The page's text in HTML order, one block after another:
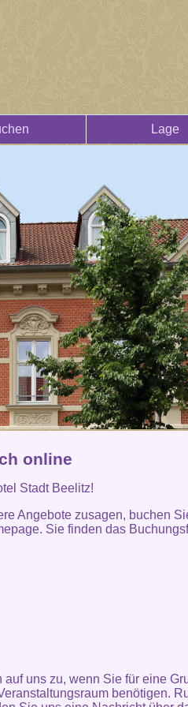
Lage
online
Stadt Beelitz!
Angebote zusagen, buchen
Sie finden das
uns zu, wenn Sie für eine
benötigen.